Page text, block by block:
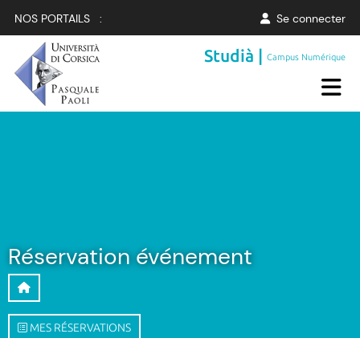
NOS PORTAILS : Se connecter
Studià |Campus Numérique
Réservation événement
MES RÉSERVATIONS